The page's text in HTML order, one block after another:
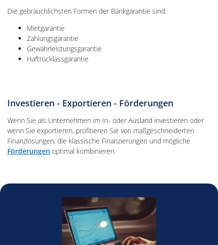
Die gebräuchlichsten Formen der Bankgarantie sind:
Mietgarantie
Zahlungsgarantie
Gewährleistungsgarantie
Haftrücklassgarantie
Investieren - Exportieren - Förderungen
Wenn Sie als Unternehmen im In- oder Ausland investieren oder
wenn Sie exportieren, profitieren Sie von maßgeschneiderten
Finanzlösungen, die klassische Finanzierungen und mögliche
Förderungen optimal kombinieren.